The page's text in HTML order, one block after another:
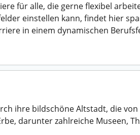
für alle, die gerne flexibel
einstellen kann, findet hier
in einem dynamischen
ihre bildschöne Altstadt, die
darunter zahlreiche Museen,